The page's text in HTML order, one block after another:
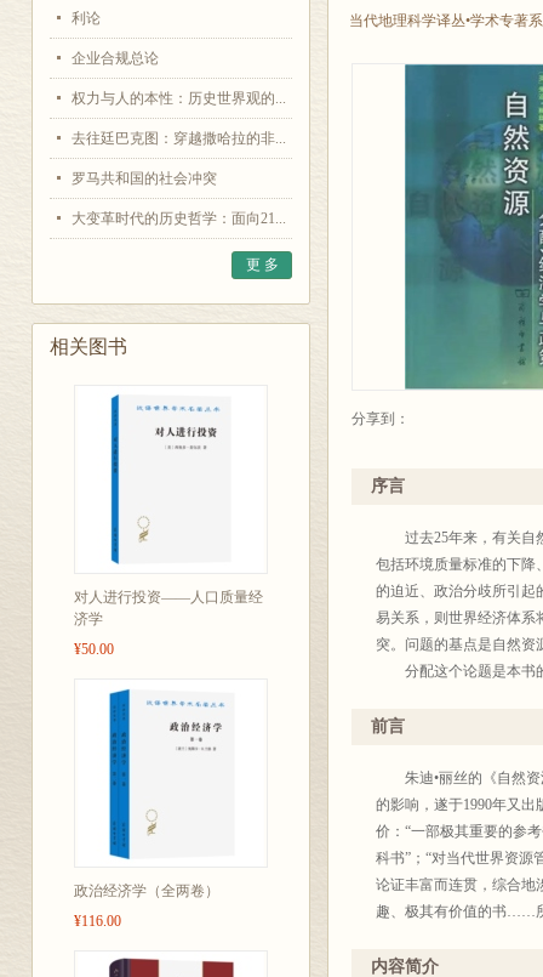
利论
企业合规总论
权力与人的本性：历史世界观的...
去往廷巴克图：穿越撒哈拉的非...
罗马共和国的社会冲突
大变革时代的历史哲学：面向21...
更 多
相关图书
对人进行投资——人口质量经
济学
¥50.00
政治经济学（全两卷）
¥116.00
当代地理科学译丛•学术专著
分享到：
序言
过去25年来，有关自然
包括环境质量标准的下降
的迫近、政治分歧所引起
易关系，则世界经济体系
突。问题的基点是自然资
分配这个论题是本书的
当然，任何简单化的解
偏好。自然资源显然是
都倾向于把矿产资源和环
重要差别，我还是认为在
务的供给和质量产生了极
济实力和政治势力使矿产
时空可得性。在发展和实
选择性地使用专项资源或
前言
朱迪•丽丝的《自然资
的影响，遂于1990年又
价：“一部极其重要的参
科书”；“对当代世界资源
论证丰富而连贯，综合
趣、极其有价值的书……
作者在本书初版时是英
内容简介